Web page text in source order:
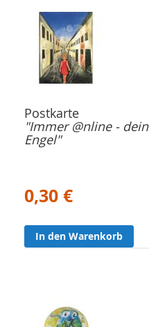
Postkarte
"Immer @nline - dein
Engel"
0,30 €
In den Warenkorb